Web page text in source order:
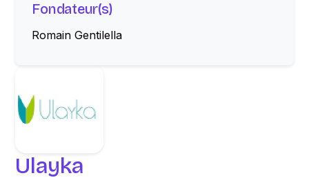
Ulayka
Fondateur(s)
Romain Gentilella